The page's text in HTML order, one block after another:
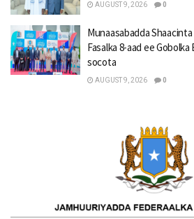
AUGUST 9, 2026 0
Munaasabadda
Fasalka 8-aad ee
socota
AUGUST 9, 2026 0